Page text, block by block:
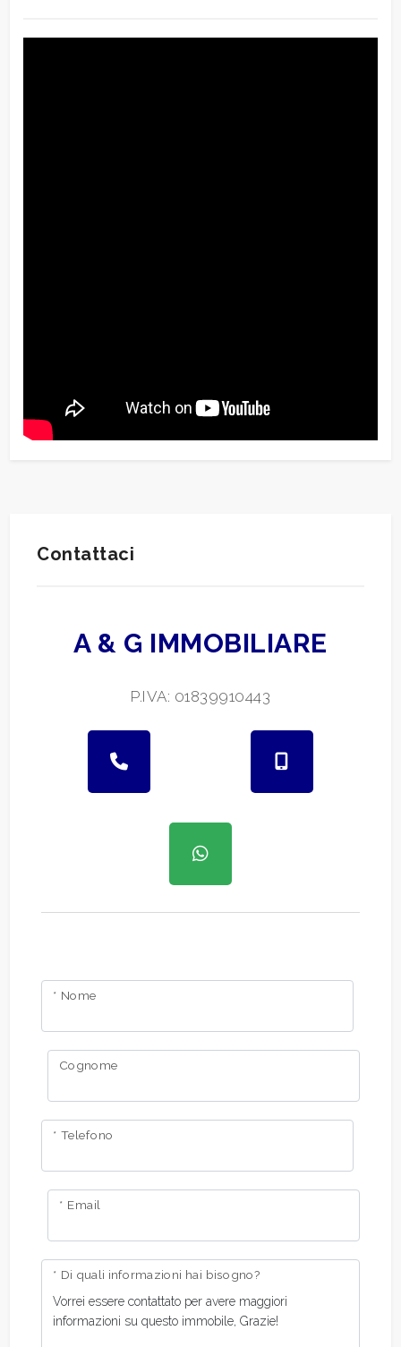
Contattaci
A & G IMMOBILIARE
P.IVA: 01839910443
* Nome
Cognome
* Telefono
* Email
* Di quali informazioni hai bisogno?